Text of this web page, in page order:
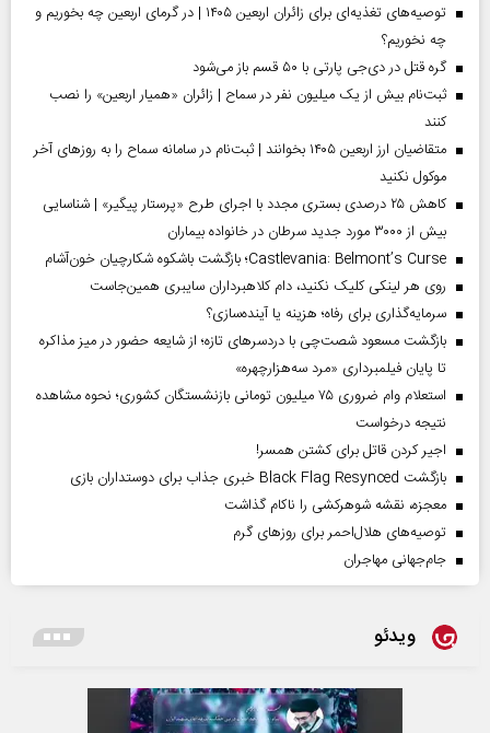
توصیه‌های تغذیه‌ای برای زائران اربعین ۱۴۰۵ | در گرمای اربعین چه بخوریم و
چه نخوریم؟
گره قتل در دی‌جی پارتی با ۵۰ قسم باز می‌شود
ثبت‌نام بیش از یک میلیون نفر در سماح | زائران «همیار اربعین» را نصب
کنند
متقاضیان ارز اربعین ۱۴۰۵ بخوانند | ثبت‌نام در سامانه سماح را به روز‌های آخر
موکول نکنید
کاهش ۲۵ درصدی بستری مجدد با اجرای طرح «پرستار پیگیر» | شناسایی
بیش از ۳۰۰۰ مورد جدید سرطان در خانواده بیماران
Castlevania: Belmont’s Curse؛ بازگشت باشکوه شکارچیان خون‌آشام
روی هر لینکی کلیک نکنید، دام کلاهبرداران سایبری همین‌جاست
سرمایه‌گذاری برای رفاه؛ هزینه یا آینده‌سازی؟
بازگشت مسعود شصت‌چی با دردسر‌های تازه؛ از شایعه حضور در میز مذاکره
تا پایان فیلمبرداری «مرد سه‌هزارچهره»
استعلام وام ضروری ۷۵ میلیون تومانی بازنشستگان کشوری؛ نحوه مشاهده
نتیجه درخواست
اجیر کردن قاتل برای کشتن همسر!
بازگشت Black Flag Resynced خبری جذاب برای دوستداران بازی
معجزه، نقشه شوهرکشی را ناکام گذاشت
توصیه‌های هلال‌احمر برای روز‌های گرم
جام‌جهانی مهاجران
ویدئو